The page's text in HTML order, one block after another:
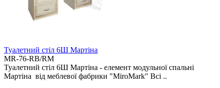
Туалетний стіл 6Ш Мартіна
MR-76-RB/RM
Туалетний стіл 6Ш Мартіна - елемент модульної спальні
Мартіна від меблевої фабрики "MiroMark" Всі ..